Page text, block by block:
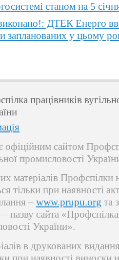
станом на 5
ДТЕК Енерго
запланованих у цьому
працівників
офіційним сайтом
промисловості
матеріалів Профспілки
тільки при наявності
– www.prupu.org та
назву сайта «Профспілка
України».
в друкованих